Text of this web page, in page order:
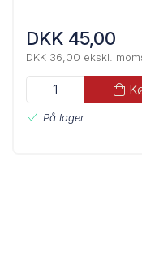
DKK 45,00
DKK 36,00 ekskl.
På lager